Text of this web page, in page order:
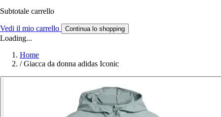
Subtotale carrello
Vedi il mio carrello Continua lo shopping
Loading...
Home
/ Giacca da donna adidas Iconic